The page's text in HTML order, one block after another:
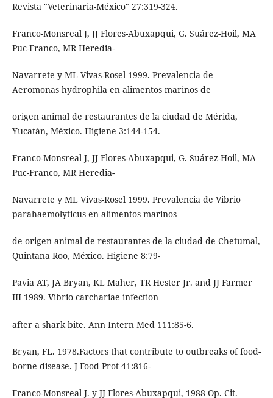
Revista "Veterinaria-México" 27:319-324.
Franco-Monsreal J, JJ Flores-Abuxapqui, G. Suárez-Hoil, MA
Puc-Franco, MR Heredia-
Navarrete y ML Vivas-Rosel 1999. Prevalencia de
Aeromonas hydrophila en alimentos marinos de
origen animal de restaurantes de la ciudad de Mérida,
Yucatán, México. Higiene 3:144-154.
Franco-Monsreal J, JJ Flores-Abuxapqui, G. Suárez-Hoil, MA
Puc-Franco, MR Heredia-
Navarrete y ML Vivas-Rosel 1999. Prevalencia de Vibrio
parahaemolyticus en alimentos marinos
de origen animal de restaurantes de la ciudad de Chetumal,
Quintana Roo, México. Higiene 8:79-
Pavia AT, JA Bryan, KL Maher, TR Hester Jr. and JJ Farmer
III 1989. Vibrio carchariae infection
after a shark bite. Ann Intern Med 111:85-6.
Bryan, FL. 1978.Factors that contribute to outbreaks of food-
borne disease. J Food Prot 41:816-
Franco-Monsreal J. y JJ Flores-Abuxapqui, 1988 Op. Cit.